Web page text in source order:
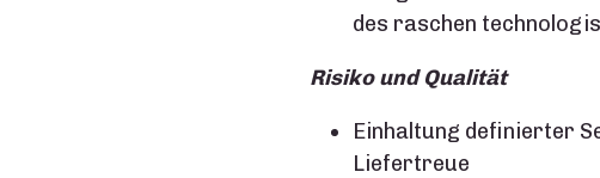
des raschen
Risiko und Qualität
Einhaltung definierter
Liefertreue